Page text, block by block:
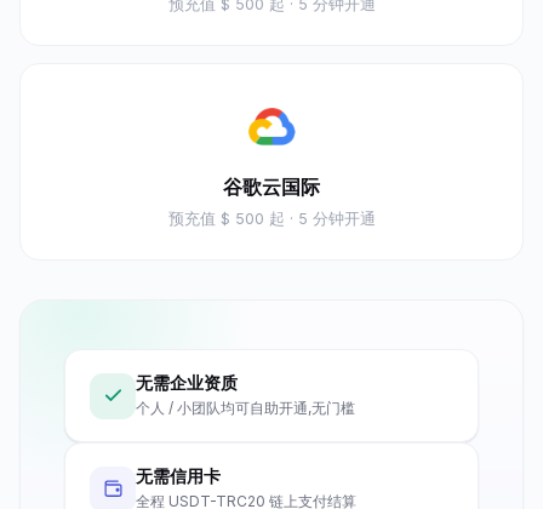
预充值 $ 500 起 · 5 分钟开通
谷歌云国际
预充值 $ 500 起 · 5 分钟开通
无需企业资质
个人 / 小团队均可自助开通,无门槛
无需信用卡
全程 USDT-TRC20 链上支付结算